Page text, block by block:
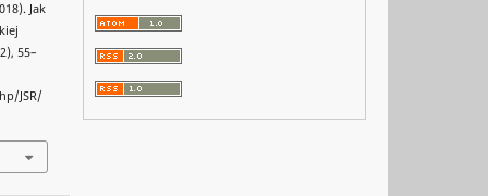
Jak
55–
JSR/